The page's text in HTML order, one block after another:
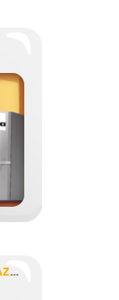
HÁROM A MAGYAR IGAZSÁG